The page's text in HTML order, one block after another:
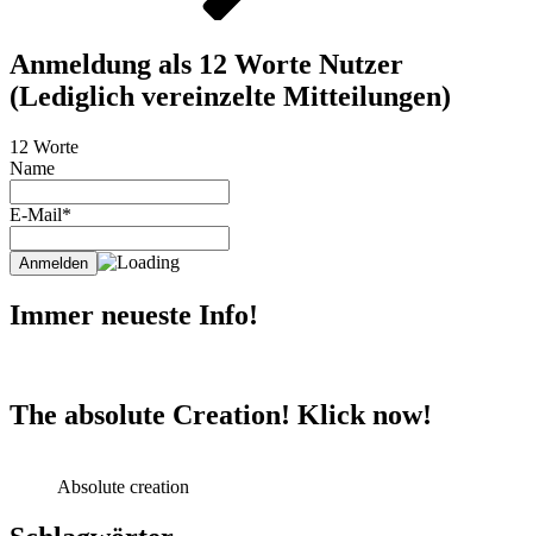
Anmeldung als 12 Worte Nutzer
(Lediglich vereinzelte Mitteilungen)
12 Worte
Name
E-Mail*
Immer neueste Info!
The absolute Creation! Klick now!
Absolute creation